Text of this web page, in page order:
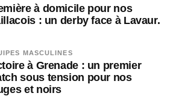
à domicile pour nos
: un derby face à Lavaur.
MASCULINES
à Grenade : un premier
sous tension pour nos
et noirs